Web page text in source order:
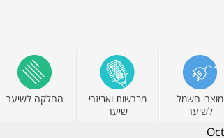
מוצרי חשמל
לשיער
מברשות ואביזרי
שיער
החלקה לשיער